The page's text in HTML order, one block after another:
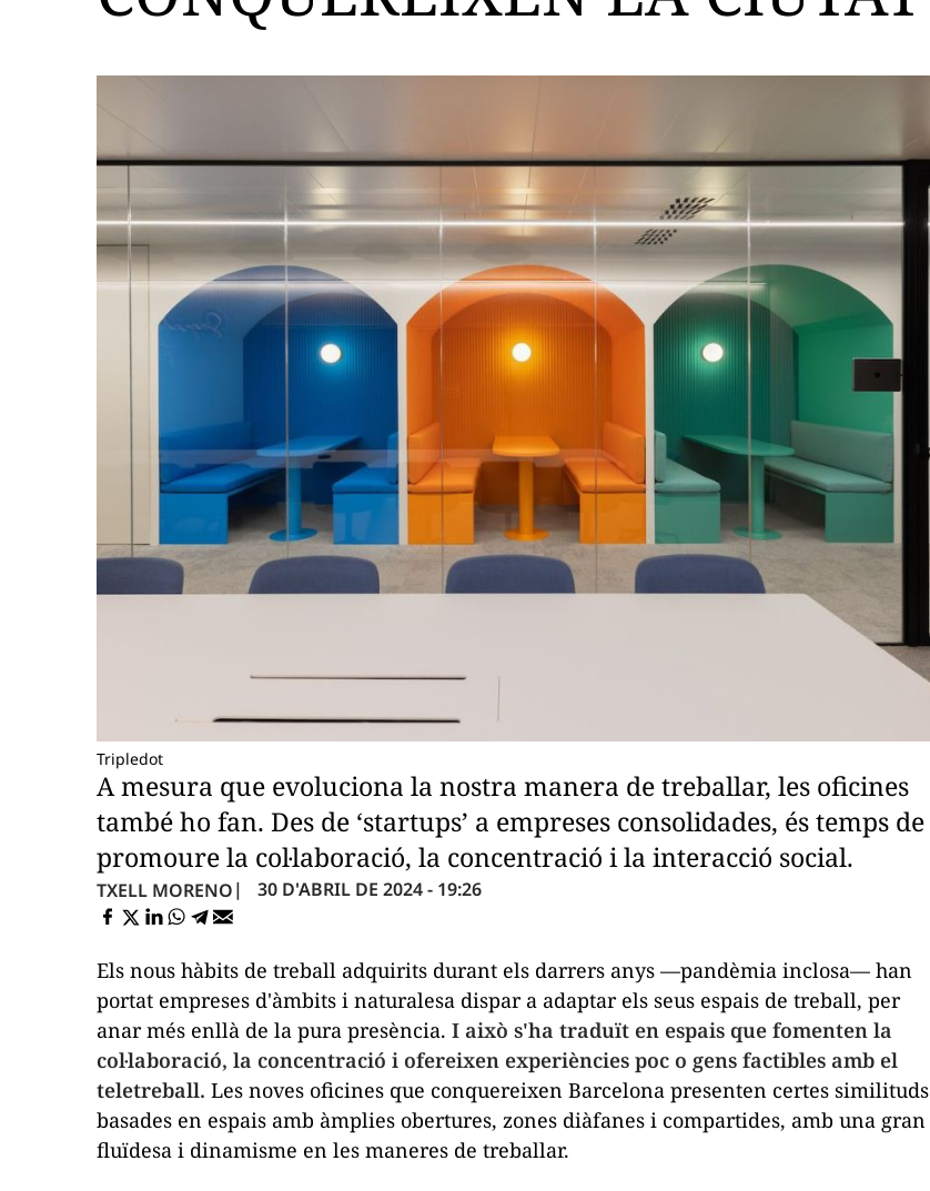
Tripledot
A mesura que evoluciona la nostra manera de treballar, les oficines
també ho fan. Des de ‘startups’ a empreses consolidades, és temps de
promoure la col·laboració, la concentració i la interacció social.
TXELL MORENO 30 D'ABRIL DE 2024 - 19:26
Els nous hàbits de treball adquirits durant els darrers anys —pandèmia inclosa— han
portat empreses d'àmbits i naturalesa dispar a adaptar els seus espais de treball, per
anar més enllà de la pura presència. I això s'ha traduït en espais que fomenten la
col·laboració, la concentració i ofereixen experiències poc o gens factibles amb el
teletreball. Les noves oficines que conquereixen Barcelona presenten certes similituds
basades en espais amb àmplies obertures, zones diàfanes i compartides, amb una gran
fluïdesa i dinamisme en les maneres de treballar.